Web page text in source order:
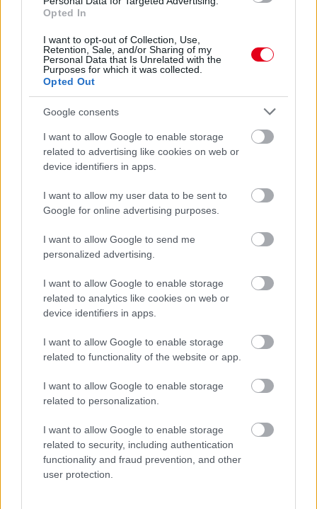
Opted In
I want to opt-out of Collection, Use,
Retention, Sale, and/or Sharing of my
Personal Data that Is Unrelated with the
Purposes for which it was collected.
Opted Out
Google consents
I want to allow Google to enable storage
related to advertising like cookies on web or
device identifiers in apps.
I want to allow my user data to be sent to
Google for online advertising purposes.
I want to allow Google to send me
personalized advertising.
I want to allow Google to enable storage
related to analytics like cookies on web or
device identifiers in apps.
I want to allow Google to enable storage
related to functionality of the website or app.
I want to allow Google to enable storage
related to personalization.
I want to allow Google to enable storage
related to security, including authentication
functionality and fraud prevention, and other
user protection.
Parc Fermé
11 órája
15 órája
Domenicali: Több sprint lesz az F1-ben – de nem